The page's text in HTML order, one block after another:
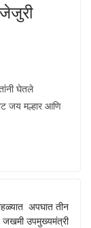
घेतले
जय मल्हार आणि
अपघात तीन
जखमी उपमुख्यमंत्री